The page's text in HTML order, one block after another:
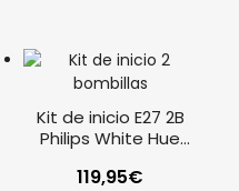
Kit de inicio E27 2B
Philips White Hue
119,95€